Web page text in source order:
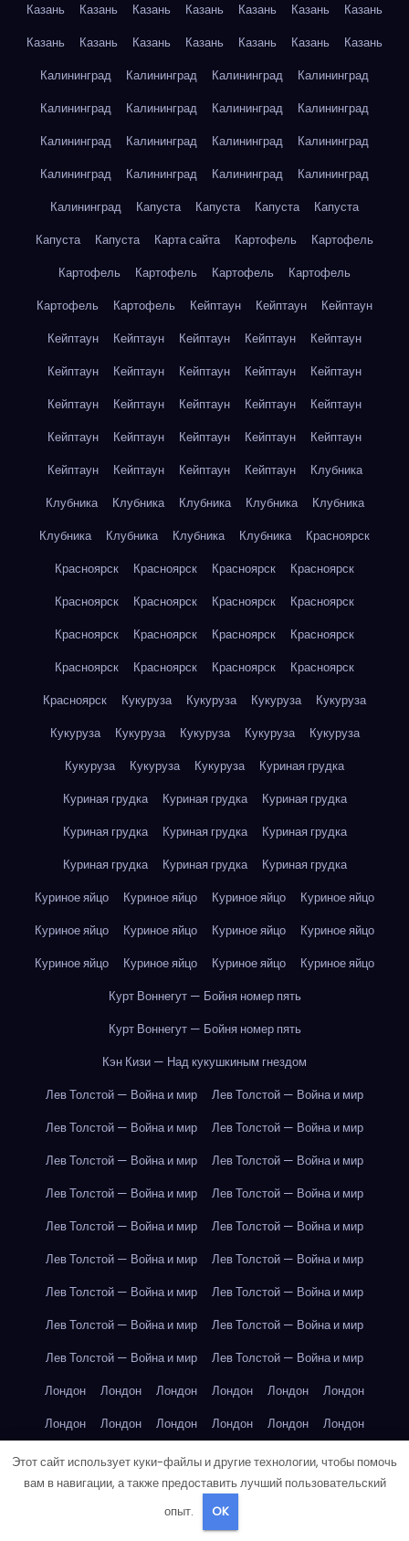
Казань
Казань Казань Казань Казань Казань
Казань
Казань
Казань Казань Казань Казань Казань
Казань
Калининград
Калининград Калининград
Калининград
Калининград
Калининград Калининград
Калининград
Калининград
Калининград Калининград
Калининград
Калининград
Калининград Калининград
Калининград
Калининград
Капуста Капуста Капуста
Капуста
Капуста
Капуста Карта сайта Картофель
Картофель
Картофель
Картофель Картофель
Картофель
Картофель
Картофель Кейптаун Кейптаун
Кейптаун
Кейптаун
Кейптаун Кейптаун Кейптаун
Кейптаун
Кейптаун
Кейптаун Кейптаун Кейптаун
Кейптаун
Кейптаун
Кейптаун Кейптаун Кейптаун
Кейптаун
Кейптаун
Кейптаун Кейптаун Кейптаун
Кейптаун
Кейптаун
Кейптаун Кейптаун Кейптаун
Клубника
Клубника
Клубника Клубника Клубника
Клубника
Клубника
Клубника Клубника Клубника
Красноярск
Красноярск
Красноярск Красноярск
Красноярск
Красноярск
Красноярск Красноярск
Красноярск
Красноярск
Красноярск Красноярск
Красноярск
Красноярск
Красноярск Красноярск
Красноярск
Красноярск
Кукуруза Кукуруза Кукуруза
Кукуруза
Кукуруза
Кукуруза Кукуруза Кукуруза
Кукуруза
Кукуруза
Кукуруза Кукуруза
Куриная грудка
Куриная грудка
Куриная грудка
Куриная грудка
Куриная грудка
Куриная грудка
Куриная грудка
Куриная грудка
Куриная грудка
Куриная грудка
Куриное яйцо
Куриное яйцо Куриное яйцо
Куриное яйцо
Куриное яйцо
Куриное яйцо Куриное яйцо
Куриное яйцо
Куриное яйцо
Куриное яйцо Куриное яйцо
Куриное яйцо
Курт Воннегут — Бойня номер пять
Курт Воннегут — Бойня номер пять
Кэн Кизи — Над кукушкиным гнездом
Лев Толстой — Война и мир
Лев Толстой — Война и мир
Лев Толстой — Война и мир
Лев Толстой — Война и мир
Лев Толстой — Война и мир
Лев Толстой — Война и мир
Лев Толстой — Война и мир
Лев Толстой — Война и мир
Лев Толстой — Война и мир
Лев Толстой — Война и мир
Лев Толстой — Война и мир
Лев Толстой — Война и мир
Лев Толстой — Война и мир
Лев Толстой — Война и мир
Лев Толстой — Война и мир
Лев Толстой — Война и мир
Лев Толстой — Война и мир
Лев Толстой — Война и мир
Лондон
Лондон Лондон Лондон Лондон
Лондон
Лондон
Лондон Лондон Лондон Лондон
Лондон
Лондон
Лондон Лондон Лондон Лондон
Лондон
Лондон
Лондон Лондон Лондон
Лос-Анджелес
Этот сайт использует куки-файлы и другие технологии, чтобы помочь
вам в навигации, а также предоставить лучший пользовательский
опыт.
OK